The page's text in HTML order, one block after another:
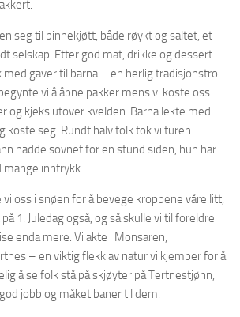
seg til pinnekjøtt, både røykt og saltet, et
selskap. Etter god mat, drikke og dessert
med gaver til barna – en herlig tradisjonstro
vi å åpne pakker mens vi koste oss
og kjeks utover kvelden. Barna lekte med
koste seg. Rundt halv tolk tok vi turen
hadde sovnet for en stund siden, hun har
mange inntrykk.
vi oss i snøen for å bevege kroppene våre litt,
1. Juledag også, og så skulle vi til foreldre
enda mere. Vi akte i Monsaren,
– en viktig flekk av natur vi kjemper for å
å se folk stå på skjøyter på Tertnestjønn,
jobb og måket baner til dem.